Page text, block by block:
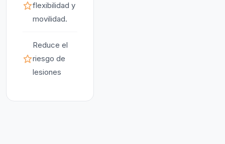
flexibilidad y
movilidad.
Reduce el
riesgo de
lesiones